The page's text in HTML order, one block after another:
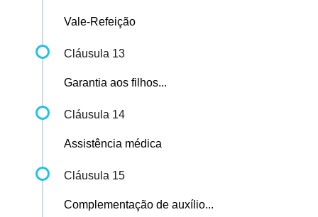
Vale-Refeição
Cláusula 13
Garantia aos filhos...
Cláusula 14
Assistência médica
Cláusula 15
Complementação de auxílio...